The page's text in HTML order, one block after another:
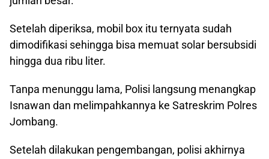
Setelah diperiksa, mobil box itu ternyata sudah
dimodifikasi sehingga bisa memuat solar bersubsidi
hingga dua ribu liter.
Tanpa menunggu lama, Polisi langsung menangkap
Isnawan dan melimpahkannya ke Satreskrim Polres
Jombang.
Setelah dilakukan pengembangan, polisi akhirnya